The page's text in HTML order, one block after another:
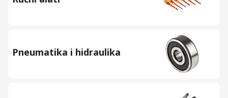
Pneumatika i hidraulika